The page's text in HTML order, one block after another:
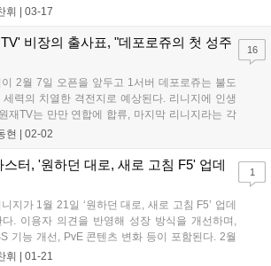
중이며, 불법 수익과 서비스 방해에 강경 대응할
휘 03-17
비장의 출사표, "데포로쥬의 첫 성주
2월 7일 오픈을 앞두고 1서버 데포로쥬는 불도
세력의 치열한 격전지로 예상된다. 리니지에 인생
재TV는 만만 연합에 합류, 마지막 리니지라는 각
리를 노리며 불도그의 장비를 털겠다는 도발적인
현 02-02
16
스터, '원하던 대로, 새로 고침 F5' 업데
지가 1월 21일 ‘원하던 대로, 새로 고침 F5’ 업데
다. 이용자 의견을 반영해 성장 방식을 개선하며,
기능 개선, PvE 콘텐츠 변화 등이 포함된다. 2월
성물 제작 및 발록의 성채 조정, 3월 4일에는 혈
휘 01-21
1